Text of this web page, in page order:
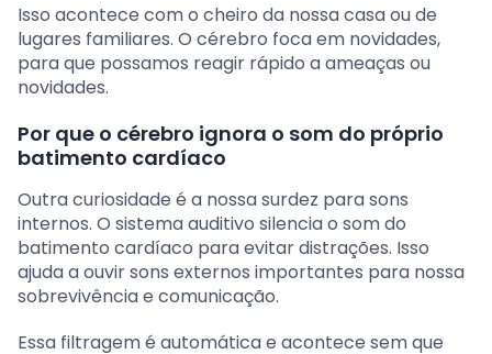
Isso acontece com o cheiro da nossa casa ou de
lugares familiares. O cérebro foca em novidades,
para que possamos reagir rápido a ameaças ou
novidades.
Por que o cérebro ignora o som do próprio
batimento cardíaco
Outra curiosidade é a nossa surdez para sons
internos. O sistema auditivo silencia o som do
batimento cardíaco para evitar distrações. Isso
ajuda a ouvir sons externos importantes para nossa
sobrevivência e comunicação.
Essa filtragem é automática e acontece sem que